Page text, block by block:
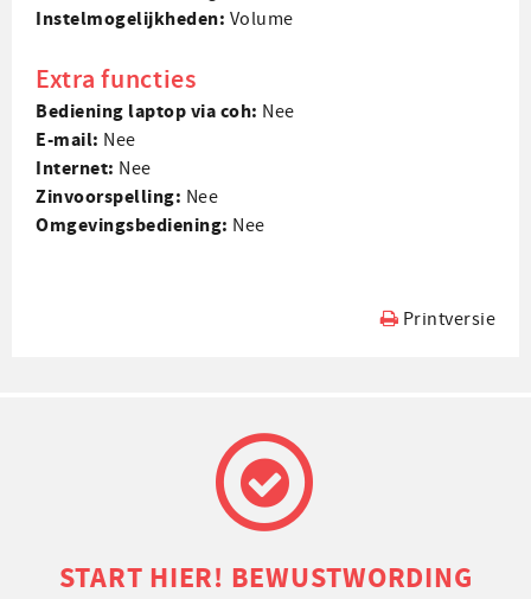
Instel­mogelijk­heden: Volume
Extra functies
Bediening laptop via coh: Nee
E-mail: Nee
Internet: Nee
Zin­voorspelling: Nee
Omgevings­bediening: Nee
Printversie
START HIER! BEWUSTWORDING